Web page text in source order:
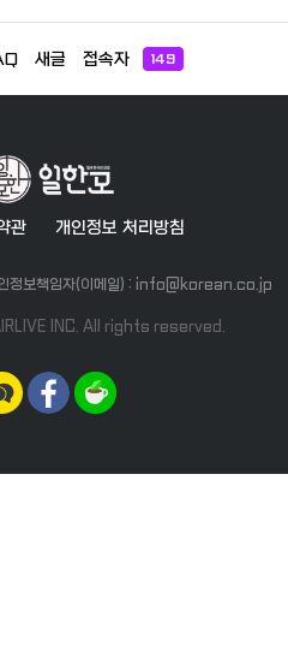
새글 접속자 149
관 개인정보 처리방침
정보책임자(이메일) : info@korean.co.jp
INC. All rights reserved.